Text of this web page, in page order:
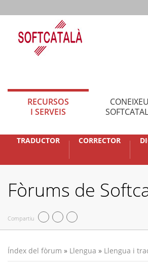
RECURSOS
I SERVEIS
CONEIXEU
TRADUCTOR CORRECTOR
Fòrums de
Compartiu
Índex del fòrum » Llengua » Llengua i